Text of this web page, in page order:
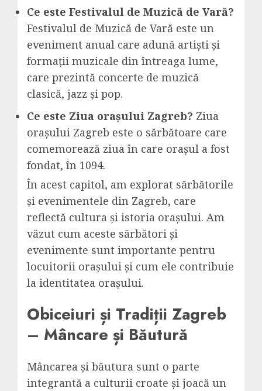
Ce este Festivalul de Muzică de Vară?
Festivalul de Muzică de Vară este un
eveniment anual care adună artiști și
formații muzicale din întreaga lume,
care prezintă concerte de muzică
clasică, jazz și pop.
Ce este Ziua orașului Zagreb? Ziua
orașului Zagreb este o sărbătoare care
comemorează ziua în care orașul a fost
fondat, în 1094.
În acest capitol, am explorat sărbătorile
și evenimentele din Zagreb, care
reflectă cultura și istoria orașului. Am
văzut cum aceste sărbători și
evenimente sunt importante pentru
locuitorii orașului și cum ele contribuie
la identitatea orașului.
Obiceiuri și Tradiții Zagreb
– Mâncare și Băutură
Mâncarea și băutura sunt o parte
integrantă a culturii croate și joacă un